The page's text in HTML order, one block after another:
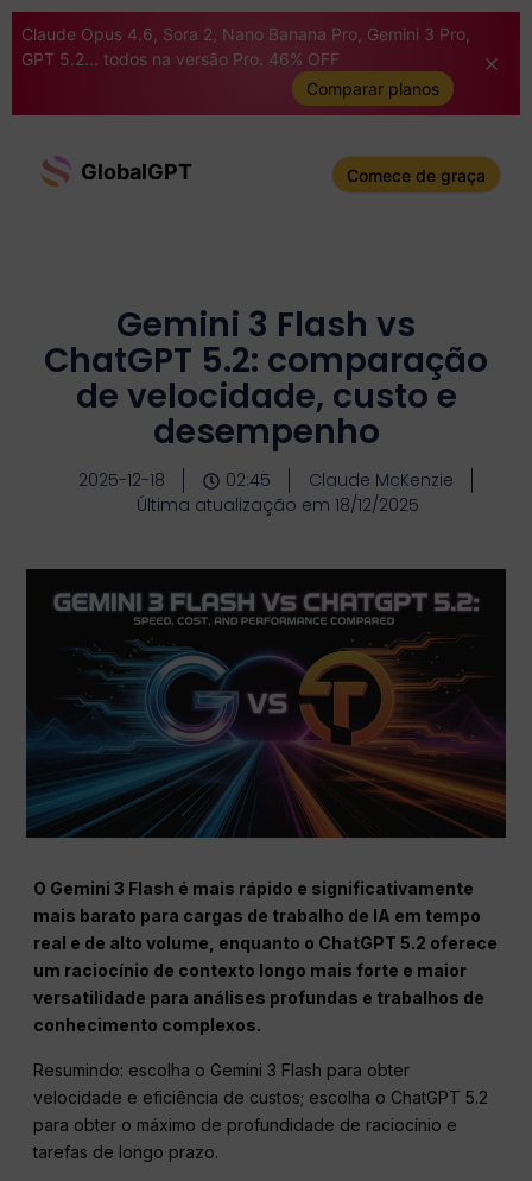
Claude Opus 4.6, Sora 2, Nano Banana Pro, Gemini 3 Pro,
GPT 5.2... todos na versão Pro. 46% OFF
Comparar planos
GlobalGPT Comece de graça
Gemini 3 Flash vs
ChatGPT 5.2: comparação
de velocidade, custo e
desempenho
2025-12-18 02:45
Claude McKenzie
Última atualização em 18/12/2025
O Gemini 3 Flash é mais rápido e significativamente
mais barato para cargas de trabalho de IA em tempo
real e de alto volume, enquanto o ChatGPT 5.2 oferece
um raciocínio de contexto longo mais forte e maior
versatilidade para análises profundas e trabalhos de
conhecimento complexos.
Resumindo: escolha o Gemini 3 Flash para obter
velocidade e eficiência de custos; escolha o ChatGPT 5.2
para obter o máximo de profundidade de raciocínio e
tarefas de longo prazo.